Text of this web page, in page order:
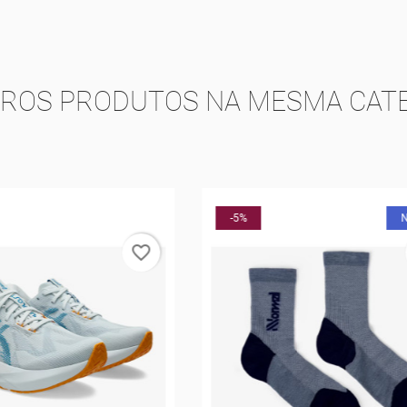
PRODUTOS NA MESMA
favorite_border
-25%